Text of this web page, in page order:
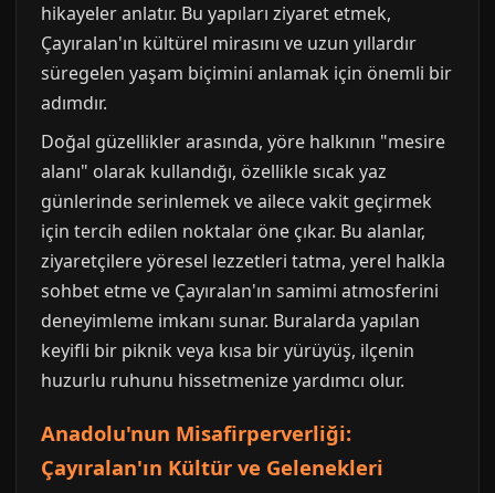
hikayeler anlatır. Bu yapıları ziyaret etmek,
Çayıralan'ın kültürel mirasını ve uzun yıllardır
süregelen yaşam biçimini anlamak için önemli bir
adımdır.
Doğal güzellikler arasında, yöre halkının "mesire
alanı" olarak kullandığı, özellikle sıcak yaz
günlerinde serinlemek ve ailece vakit geçirmek
için tercih edilen noktalar öne çıkar. Bu alanlar,
ziyaretçilere yöresel lezzetleri tatma, yerel halkla
sohbet etme ve Çayıralan'ın samimi atmosferini
deneyimleme imkanı sunar. Buralarda yapılan
keyifli bir piknik veya kısa bir yürüyüş, ilçenin
huzurlu ruhunu hissetmenize yardımcı olur.
Anadolu'nun Misafirperverliği:
Çayıralan'ın Kültür ve Gelenekleri